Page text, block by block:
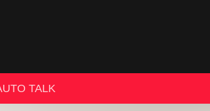
TALK